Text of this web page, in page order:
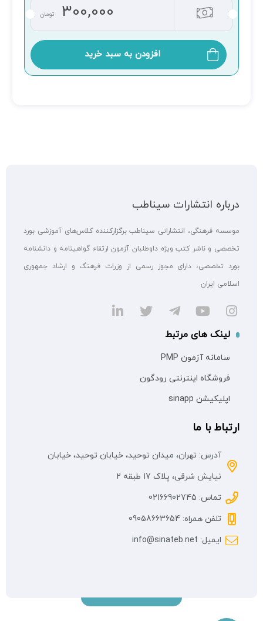
300,000 تومان
افزودن به سبد خرید
درباره انتشارات سیناطب
موسسه فرهنگی، انتشاراتی سیناطب برگزارکننده کلاس‌های آموزشی بورد
تخصصی و ناشر کتب ویژه داوطلبان آزمون ارتقاء گواهینامه و دانشنامه
بورد تخصصی، دارای مجوز رسمی از وزرات فرهنگ و ارشاد جمهوری
اسلامی ایران
لینک های مرتبط
سامانه آزمون PMP
فروشگاه اینترنتی رودگون
اپلیکیشن sinapp
ارتباط با ما
آدرس: تهران، میدان توحید، خیابان توحید، خیابان
نیایش شرقی، پلاک 17 طبقه 2
تماس: 02166902745
تلفن همراه: 09058663654
ایمیل: info@sinateb.net